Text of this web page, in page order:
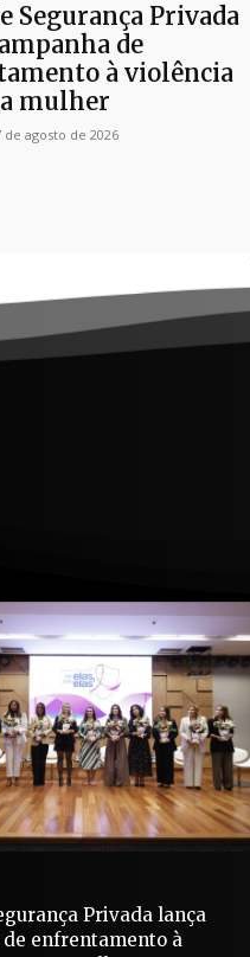
Segurança Privada
de
à violência
mulher
de agosto de 2026
Privada lança
de enfrentamento à